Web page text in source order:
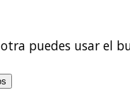
puedes usar el